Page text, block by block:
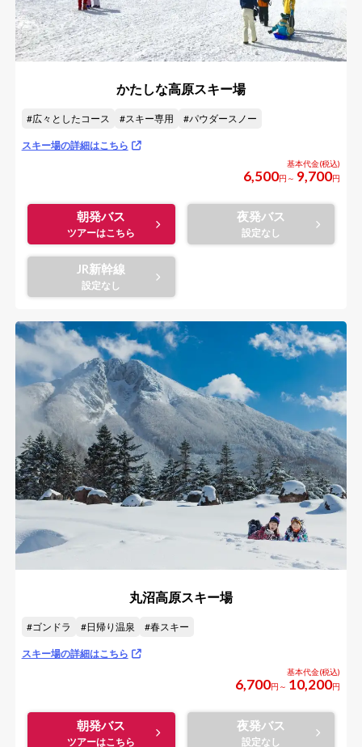
かたしな高原スキー場
広々としたコース スキー専用 パウダースノー
スキー場の詳細はこちら
6,500円～ 9,700円
朝発バス 夜発バス
JR新幹線
丸沼高原スキー場
ゴンドラ 日帰り温泉 春スキー
スキー場の詳細はこちら
6,700円～ 10,200円
朝発バス 夜発バス